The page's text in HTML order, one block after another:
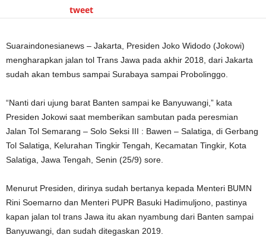
tweet
Suaraindonesianews – Jakarta, Presiden Joko Widodo (Jokowi)
mengharapkan jalan tol Trans Jawa pada akhir 2018, dari Jakarta
sudah akan tembus sampai Surabaya sampai Probolinggo.
“Nanti dari ujung barat Banten sampai ke Banyuwangi,” kata
Presiden Jokowi saat memberikan sambutan pada peresmian
Jalan Tol Semarang – Solo Seksi III : Bawen – Salatiga, di Gerbang
Tol Salatiga, Kelurahan Tingkir Tengah, Kecamatan Tingkir, Kota
Salatiga, Jawa Tengah, Senin (25/9) sore.
Menurut Presiden, dirinya sudah bertanya kepada Menteri BUMN
Rini Soemarno dan Menteri PUPR Basuki Hadimuljono, pastinya
kapan jalan tol trans Jawa itu akan nyambung dari Banten sampai
Banyuwangi, dan sudah ditegaskan 2019.